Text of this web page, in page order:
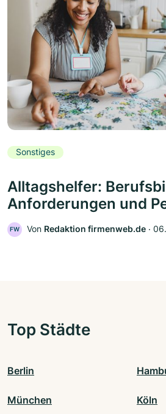
Sonstiges
Alltagshelfer:
Anforderungen und
FW Von Redaktion firmenweb.de ‧
Top Städte
Berlin
München Köln